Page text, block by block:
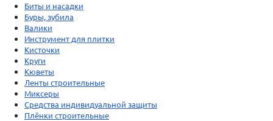
Биты и насадки
Буры, зубила
Валики
Инструмент для плитки
Кисточки
Круги
Кюветы
Ленты строительные
Миксеры
Средства индивидуальной защиты
Плёнки строительные